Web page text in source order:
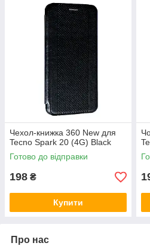
Чехол-книжка 360 New для
Tecno Spark 20 (4G) Black
Готово до відправки
198 ₴
Купити
Про нас